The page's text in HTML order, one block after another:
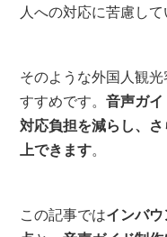
人への対応に苦慮し
そのような外国人観
すすめです。音声ガ
対応負担を減らし、
上できます。
この記事ではインバ